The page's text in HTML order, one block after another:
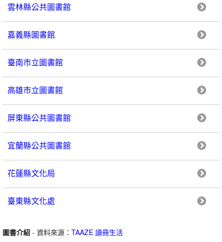
雲林縣公共圖書館
嘉義縣圖書館
臺南市立圖書館
高雄市立圖書館
屏東縣公共圖書館
宜蘭縣公共圖書館
花蓮縣文化局
臺東縣文化處
圖書介紹 - 資料來源： TAAZE 讀冊生活